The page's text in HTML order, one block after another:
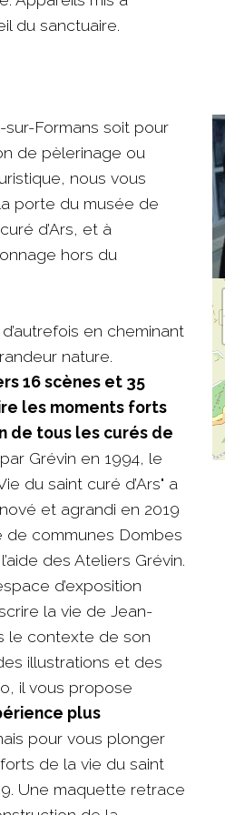
du sanctuaire.
sur-Formans soit pour
de pèlerinage ou
nous vous
porte du musée de
d’Ars, et à
hors du
en cheminant
nature.
16 scènes et 35
les moments forts
de tous les curés de
Grévin en 1994, le
du saint curé d’Ars" a
et agrandi en 2019
de communes Dombes
des Ateliers Grévin.
d’exposition
la vie de Jean-
le contexte de son
illustrations et des
il vous propose
plus
pour vous plonger
de la vie du saint
Une maquette retrace